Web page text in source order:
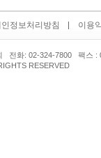
정보처리방침 이용
전화: 02-324-7800 팩스 :
RESERVED